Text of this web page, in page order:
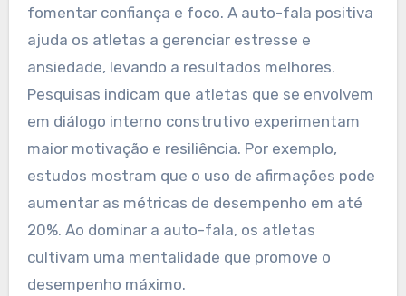
fomentar confiança e foco. A auto-fala positiva
ajuda os atletas a gerenciar estresse e
ansiedade, levando a resultados melhores.
Pesquisas indicam que atletas que se envolvem
em diálogo interno construtivo experimentam
maior motivação e resiliência. Por exemplo,
estudos mostram que o uso de afirmações pode
aumentar as métricas de desempenho em até
20%. Ao dominar a auto-fala, os atletas
cultivam uma mentalidade que promove o
desempenho máximo.